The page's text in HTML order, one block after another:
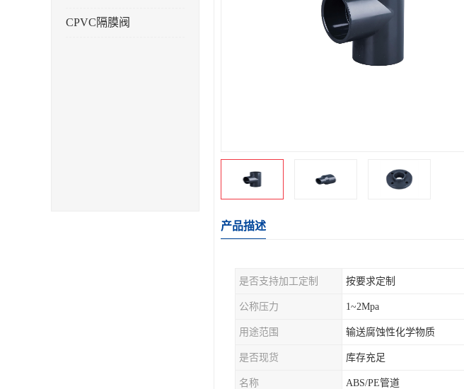
CPVC隔膜阀
产品描述
是否支持加工定制 按要求定制
公称压力 1~2Mpa
用途范围 输送腐蚀性化学物质
是否现货 库存充足
名称 ABS/PE管道